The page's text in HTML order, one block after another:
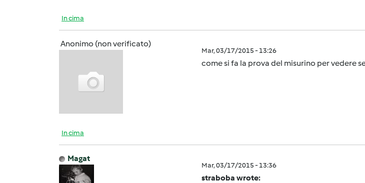
In cima
Anonimo (non verificato)
Mar, 03/17/2015 - 13:26
come si fa la prova del misurino per vedere
In cima
Magat
Mar, 03/17/2015 - 13:36
straboba wrote: